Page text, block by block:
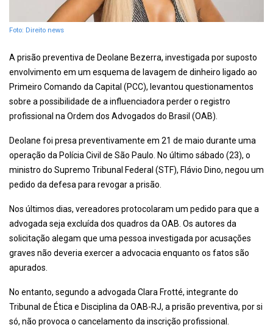
Foto: Direito news
A prisão preventiva de Deolane Bezerra, investigada por suposto
envolvimento em um esquema de lavagem de dinheiro ligado ao
Primeiro Comando da Capital (PCC), levantou questionamentos
sobre a possibilidade de a influenciadora perder o registro
profissional na Ordem dos Advogados do Brasil (OAB).
Deolane foi presa preventivamente em 21 de maio durante uma
operação da Polícia Civil de São Paulo. No último sábado (23), o
ministro do Supremo Tribunal Federal (STF), Flávio Dino, negou um
pedido da defesa para revogar a prisão.
Nos últimos dias, vereadores protocolaram um pedido para que a
advogada seja excluída dos quadros da OAB. Os autores da
solicitação alegam que uma pessoa investigada por acusações
graves não deveria exercer a advocacia enquanto os fatos são
apurados.
No entanto, segundo a advogada Clara Frotté, integrante do
Tribunal de Ética e Disciplina da OAB-RJ, a prisão preventiva, por si
só, não provoca o cancelamento da inscrição profissional.